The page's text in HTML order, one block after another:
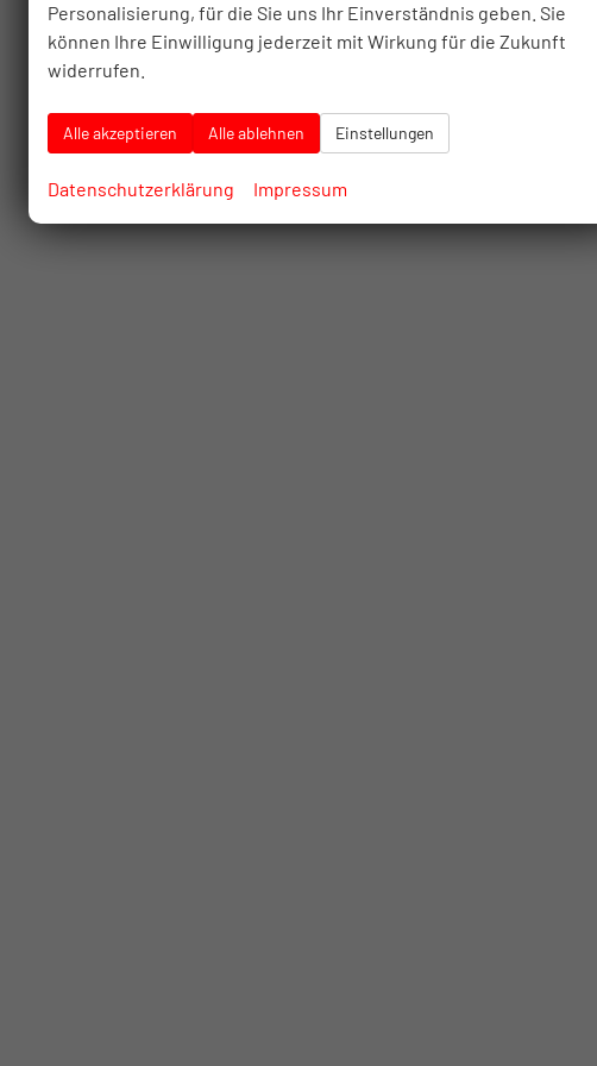
CO2-Klasse:F
CO2-Emissionen:165,00 g/km
Personalisierung, für die Sie uns Ihr Einverständnis geben. Sie
können Ihre Einwilligung jederzeit mit Wirkung für die Zukunft
widerrufen.
Alle akzeptieren Alle ablehnen Einstellungen
Datenschutzerklärung Impressum